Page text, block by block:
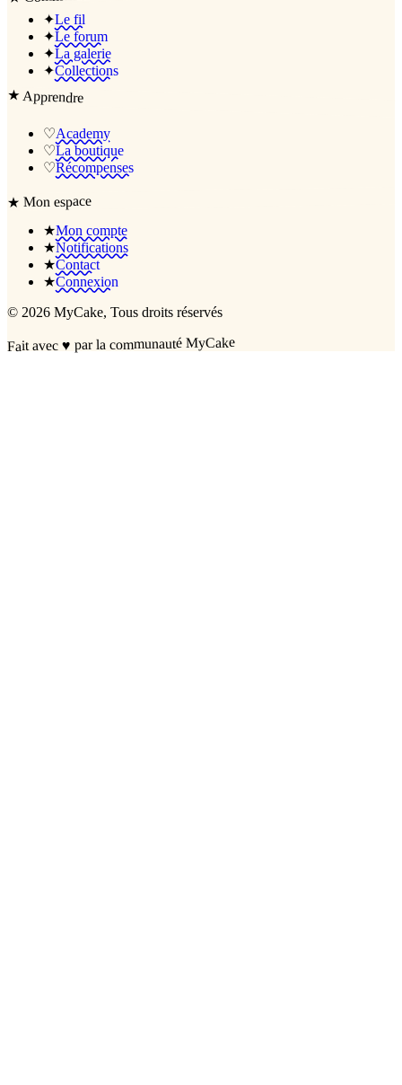
✦Le fil
✦Le forum
✦La galerie
✦Collections
★Apprendre
♡Academy
♡La boutique
♡Récompenses
★Mon espace
★Mon compte
★Notifications
★Contact
★Connexion
© 2026 MyCake, Tous droits réservés
Fait avec♥ par la communauté MyCake